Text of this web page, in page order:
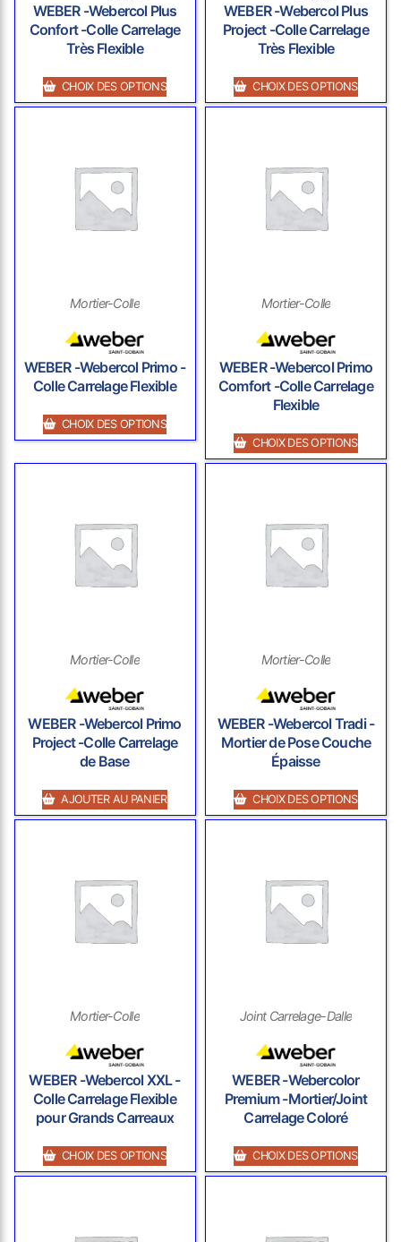
WEBER -Webercol Plus
Confort -Colle Carrelage
Très Flexible
CHOIX DES OPTIONS
WEBER -Webercol Plus
Project -Colle Carrelage
Très Flexible
CHOIX DES OPTIONS
Mortier-Colle
WEBER -Webercol Primo -
Colle Carrelage Flexible
CHOIX DES OPTIONS
Mortier-Colle
WEBER -Webercol Primo
Comfort -Colle Carrelage
Flexible
CHOIX DES OPTIONS
Mortier-Colle
WEBER -Webercol Primo
Project -Colle Carrelage
de Base
AJOUTER AU PANIER
Mortier-Colle
WEBER -Webercol Tradi -
Mortier de Pose Couche
Épaisse
CHOIX DES OPTIONS
Mortier-Colle
WEBER -Webercol XXL -
Colle Carrelage Flexible
pour Grands Carreaux
CHOIX DES OPTIONS
Joint Carrelage-Dalle
WEBER -Webercolor
Premium -Mortier/Joint
Carrelage Coloré
CHOIX DES OPTIONS